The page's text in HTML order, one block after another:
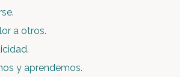
a otros.
y aprendemos.